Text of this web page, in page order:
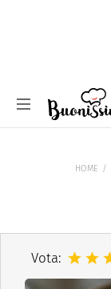
HOME
Vota: